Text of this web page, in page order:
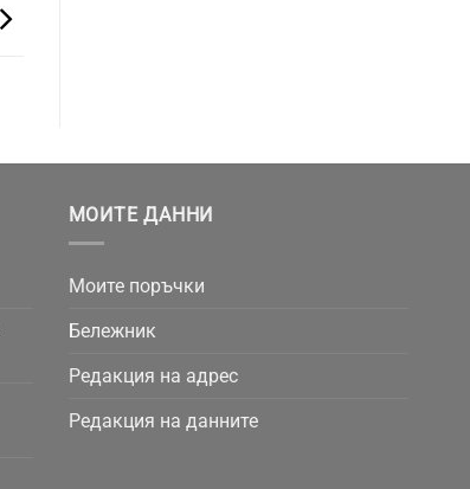
МОИТЕ ДАННИ
Моите поръчки
Бележник
Редакция на адрес
Редакция на данните